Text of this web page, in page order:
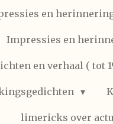
en
Impressies en
en verhaal ( tot
limericks over